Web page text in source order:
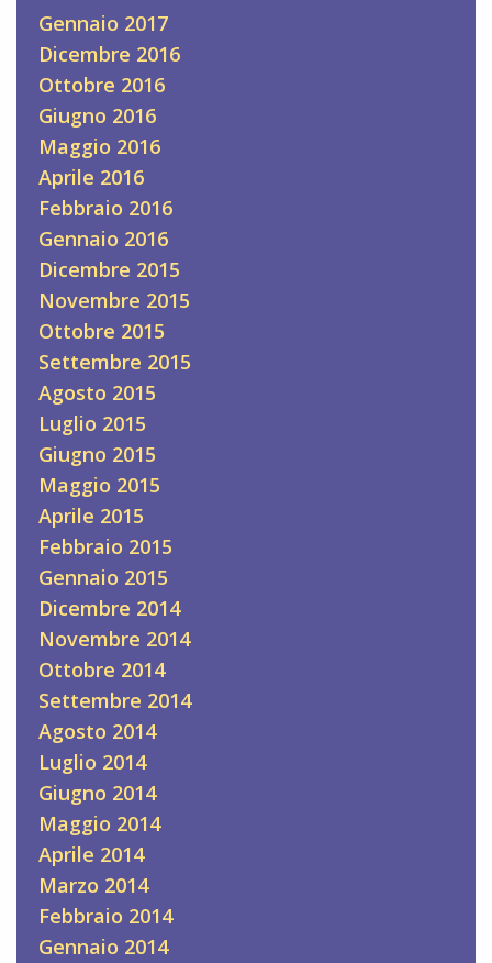
Gennaio 2017
Dicembre 2016
Ottobre 2016
Giugno 2016
Maggio 2016
Aprile 2016
Febbraio 2016
Gennaio 2016
Dicembre 2015
Novembre 2015
Ottobre 2015
Settembre 2015
Agosto 2015
Luglio 2015
Giugno 2015
Maggio 2015
Aprile 2015
Febbraio 2015
Gennaio 2015
Dicembre 2014
Novembre 2014
Ottobre 2014
Settembre 2014
Agosto 2014
Luglio 2014
Giugno 2014
Maggio 2014
Aprile 2014
Marzo 2014
Febbraio 2014
Gennaio 2014